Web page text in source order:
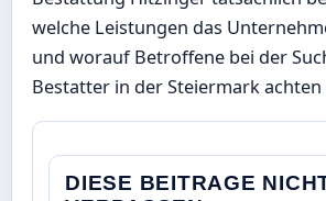
welche Leistungen das
und worauf Betroffene bei der
Bestatter in der Steiermark
DIESE BEITRAGE